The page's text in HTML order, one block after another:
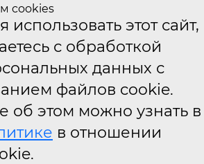
каталог
Дверные
cookies
этот сайт,
с обработкой
данных с
файлов cookie.
об этом можно узнать в
в отношении